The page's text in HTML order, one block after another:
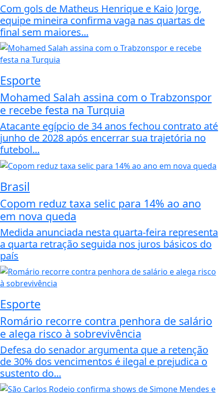
Com gols de Matheus Henrique e Kaio Jorge,
equipe mineira confirma vaga nas quartas de
final sem maiores...
Esporte
Mohamed Salah assina com o Trabzonspor
e recebe festa na Turquia
Atacante egípcio de 34 anos fechou contrato até
junho de 2028 após encerrar sua trajetória no
futebol...
Brasil
Copom reduz taxa selic para 14% ao ano
em nova queda
Medida anunciada nesta quarta-feira representa
a quarta retração seguida nos juros básicos do
país
Esporte
Romário recorre contra penhora de salário
e alega risco à sobrevivência
Defesa do senador argumenta que a retenção
de 30% dos vencimentos é ilegal e prejudica o
sustento do...